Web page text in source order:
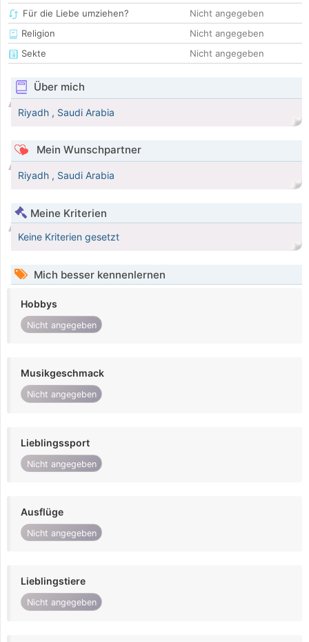
Für die Liebe umziehen?
Nicht angegeben
Religion
Nicht angegeben
Sekte
Nicht angegeben
Über mich
Riyadh , Saudi Arabia
Mein Wunschpartner
Riyadh , Saudi Arabia
Meine Kriterien
Keine Kriterien gesetzt
Mich besser kennenlernen
Hobbys
Nicht angegeben
Musikgeschmack
Nicht angegeben
Lieblingssport
Nicht angegeben
Ausflüge
Nicht angegeben
Lieblingstiere
Nicht angegeben